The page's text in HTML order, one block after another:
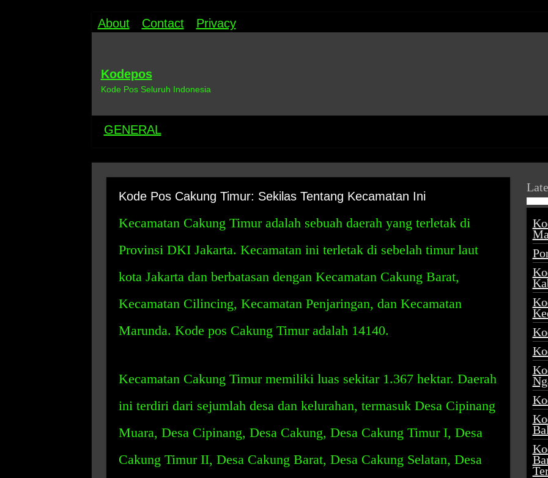
About Contact Privacy
Kodepos
Kode Pos Seluruh Indonesia
GENERAL
Kode Pos Cakung Timur: Sekilas Tentang Kecamatan Ini
Kecamatan Cakung Timur adalah sebuah daerah yang terletak di
Provinsi DKI Jakarta. Kecamatan ini terletak di sebelah timur laut
kota Jakarta dan berbatasan dengan Kecamatan Cakung Barat,
Kecamatan Cilincing, Kecamatan Penjaringan, dan Kecamatan
Marunda. Kode pos Cakung Timur adalah 14140.
Kecamatan Cakung Timur memiliki luas sekitar 1.367 hektar. Daerah
ini terdiri dari sejumlah desa dan kelurahan, termasuk Desa Cipinang
Muara, Desa Cipinang, Desa Cakung, Desa Cakung Timur I, Desa
Cakung Timur II, Desa Cakung Barat, Desa Cakung Selatan, Desa